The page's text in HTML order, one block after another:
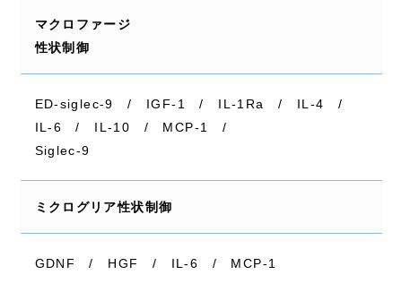
マクロファージ
性状制御
ED-siglec-9 / IGF-1 / IL-1Ra / IL-4 /
IL-6 / IL-10 / MCP-1 /
Siglec-9
ミクログリア性状制御
GDNF / HGF / IL-6 / MCP-1